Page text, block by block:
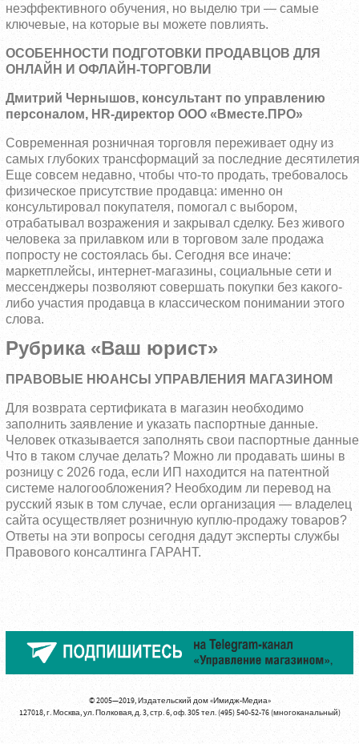
неэффективного обучения, но выделю три — самые
ключевые, на которые вы можете повлиять.
ОСОБЕННОСТИ ПОДГОТОВКИ ПРОДАВЦОВ ДЛЯ
ОНЛАЙН И ОФЛАЙН-ТОРГОВЛИ
Дмитрий Чернышов, консультант по управлению
персоналом, HR-директор ООО «Вместе.ПРО»
Современная розничная торговля переживает одну из
самых глубоких трансформаций за последние
Еще совсем недавно, чтобы что-то продать, требовалось
физическое присутствие продавца: именно он
консультировал покупателя, помогал с выбором,
отрабатывал возражения и закрывал сделку. Без живого
человека за прилавком или в торговом зале продажа
попросту не состоялась бы. Сегодня все иначе:
маркетплейсы, интернет-магазины, социальные сети и
мессенджеры позволяют совершать покупки без какого-
либо участия продавца в классическом понимании этого
слова.
Рубрика «Ваш юрист»
ПРАВОВЫЕ НЮАНСЫ УПРАВЛЕНИЯ МАГАЗИНОМ
Для возврата сертификата в магазин необходимо
заполнить заявление и указать паспортные данные.
Человек отказывается заполнять свои паспортные
Что в таком случае делать? Можно ли продавать шины в
розницу с 2026 года, если ИП находится на патентной
системе налогообложения? Необходим ли перевод на
русский язык в том случае, если организация — владелец
сайта осуществляет розничную куплю-продажу товаров?
Ответы на эти вопросы сегодня дадут эксперты службы
Правового консалтинга ГАРАНТ.
© 2005—2019, Издательский дом «Имидж-Медиа»
127018, г. Москва, ул. Полковая, д. 3, стр. 6, оф. 305 тел. (495) 540-52-76 (многоканальный)